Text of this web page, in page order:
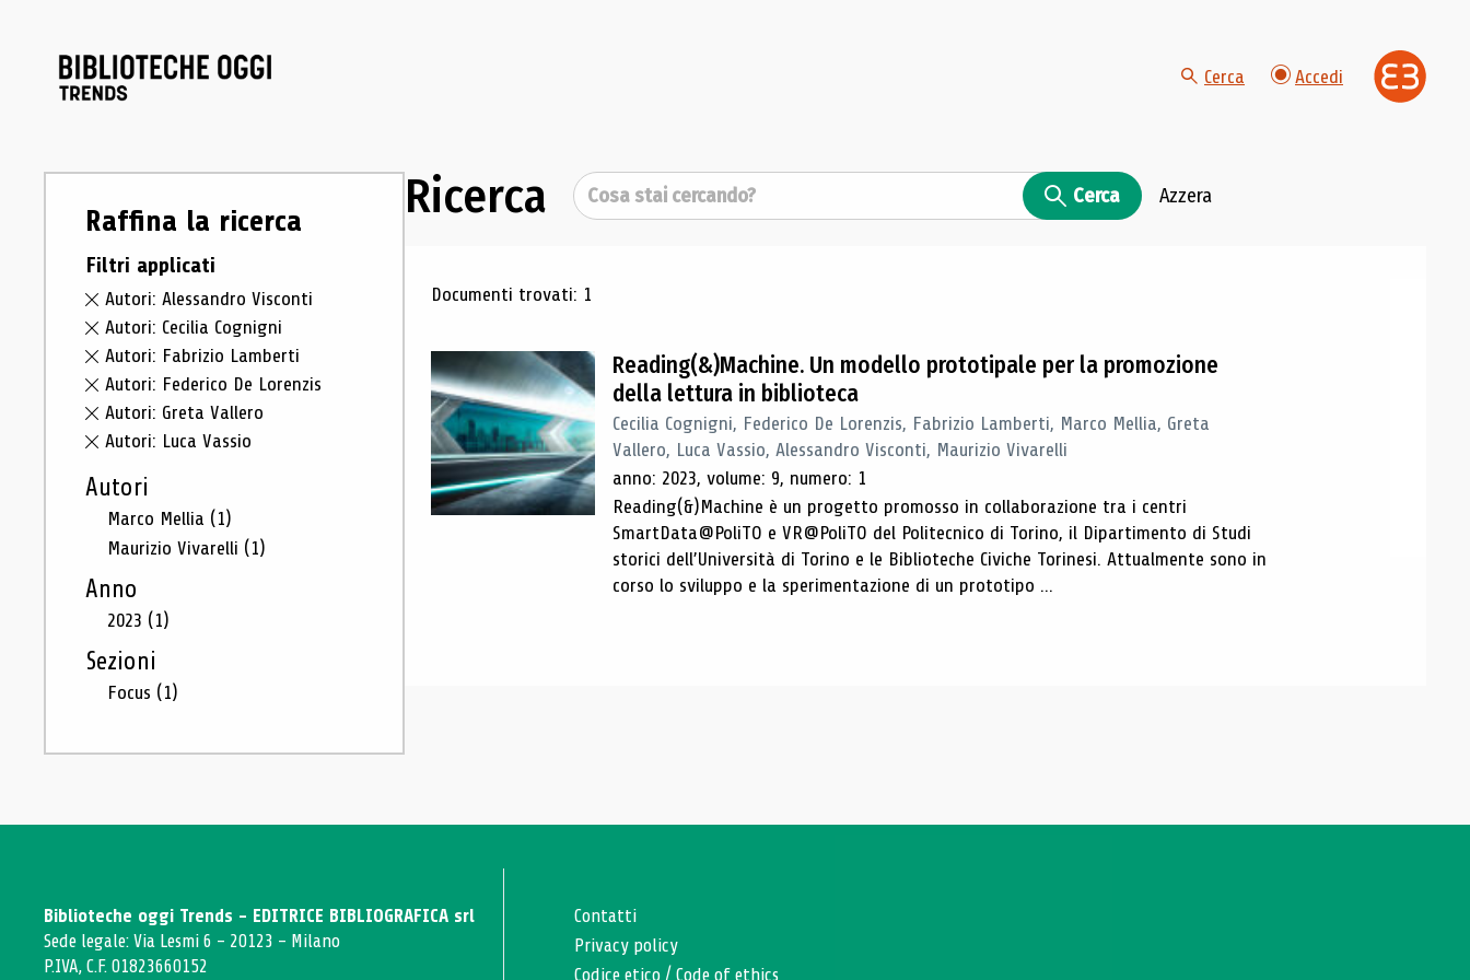
Cerca Accedi
Raffina la ricerca
Filtri applicati
Autori: Alessandro Visconti
Autori: Cecilia Cognigni
Autori: Fabrizio Lamberti
Autori: Federico De Lorenzis
Autori: Greta Vallero
Autori: Luca Vassio
Autori
Marco Mellia (1)
Maurizio Vivarelli (1)
Anno
2023 (1)
Sezioni
Focus (1)
Ricerca Cerca Cerca Azzera
Risultati di ricerca
Documenti trovati: 1
Reading(&)Machine. Un modello prototipale per la promozione
della lettura in biblioteca
Cecilia Cognigni, Federico De Lorenzis, Fabrizio Lamberti, Marco Mellia, Greta
Vallero, Luca Vassio, Alessandro Visconti, Maurizio Vivarelli
anno: 2023, volume: 9, numero: 1
Reading(&)Machine è un progetto promosso in collaborazione tra i centri
SmartData@PoliTO e VR@PoliTO del Politecnico di Torino, il Dipartimento di Studi
storici dell’Università di Torino e le Biblioteche Civiche Torinesi. Attualmente sono in
corso lo sviluppo e la sperimentazione di un prototipo ...
Biblioteche oggi Trends - EDITRICE BIBLIOGRAFICA srl
Sede legale: Via Lesmi 6 - 20123 - Milano
P.IVA, C.F. 01823660152
Contatti
Privacy policy
Codice etico /Code of ethics